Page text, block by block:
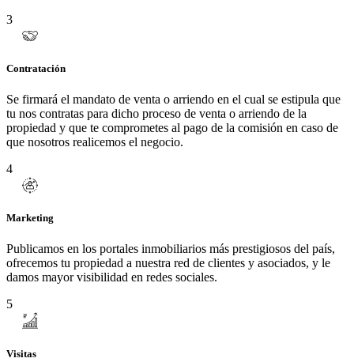
3
Contratación
Se firmará el mandato de venta o arriendo en el cual se estipula que
tu nos contratas para dicho proceso de venta o arriendo de la
propiedad y que te comprometes al pago de la comisión en caso de
que nosotros realicemos el negocio.
4
Marketing
Publicamos en los portales inmobiliarios más prestigiosos del país,
ofrecemos tu propiedad a nuestra red de clientes y asociados, y le
damos mayor visibilidad en redes sociales.
5
Visitas